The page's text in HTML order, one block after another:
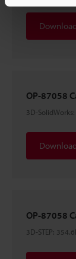
Download
OP-87058
3D-SolidWorks:
OP-87058
3D-STEP: